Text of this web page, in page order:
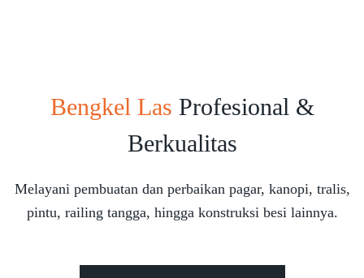
Bengkel Las Profesional &
Berkualitas
Melayani pembuatan dan perbaikan pagar, kanopi, tralis,
pintu, railing tangga, hingga konstruksi besi lainnya.